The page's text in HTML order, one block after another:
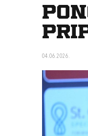
04.06.2026.